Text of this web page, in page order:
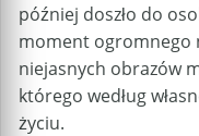
później doszło do
moment ogromnego
niejasnych obrazów
którego według
życiu.